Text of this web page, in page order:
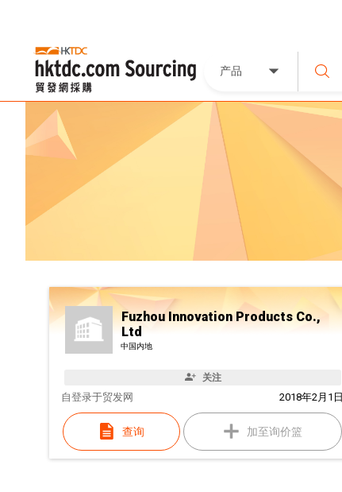
产品
Fuzhou Innovation Products Co.,
Ltd
中国内地
关注
自 2018年2月1日
登录于贸发网
查询 加至询价篮